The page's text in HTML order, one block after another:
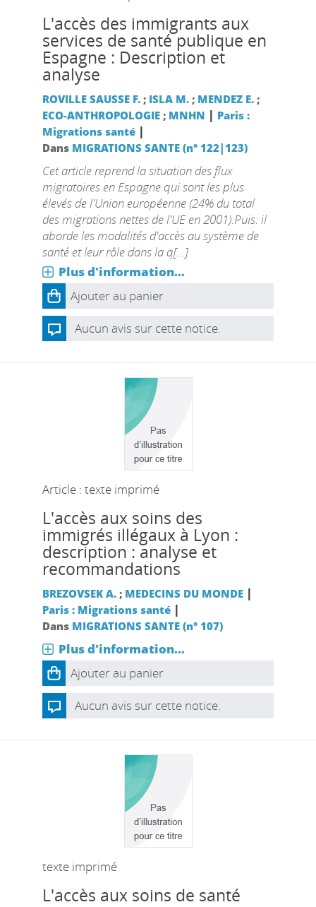
L'accès des immigrants aux
services de santé publique en
Espagne : Description et
analyse
ROVILLE SAUSSE F.; ISLA M.; MENDEZ E.;
ECO-ANTHROPOLOGIE; MNHN | Paris :
Migrations santé|
Dans MIGRATIONS SANTE (n° 122|123)
Cet article reprend la situation des flux
migratoires en Espagne qui sont les plus
élevés de l'Union européenne (24% du total
des migrations nettes de l'UE en 2001).Puis: il
aborde les modalités d'accès au système de
santé et leur rôle dans la q[...]
Plus d'information...
Ajouter au panier
Aucun avis sur cette notice.
Article : texte imprimé
L'accès aux soins des
immigrés illégaux à Lyon :
description : analyse et
recommandations
BREZOVSEK A.; MEDECINS DU MONDE |
Paris : Migrations santé|
Dans MIGRATIONS SANTE (n° 107)
Plus d'information...
Ajouter au panier
Aucun avis sur cette notice.
texte imprimé
L'accès aux soins de santé